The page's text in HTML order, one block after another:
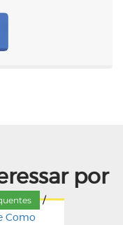
por
/